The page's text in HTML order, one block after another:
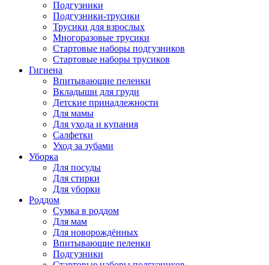
Подгузники
Подгузники-трусики
Трусики для взрослых
Многоразовые трусики
Стартовые наборы подгузников
Стартовые наборы трусиков
Гигиена
Впитывающие пеленки
Вкладыши для груди
Детские принадлежности
Для мамы
Для ухода и купания
Салфетки
Уход за зубами
Уборка
Для посуды
Для стирки
Для уборки
Роддом
Сумка в роддом
Для мам
Для новорождённых
Впитывающие пеленки
Подгузники